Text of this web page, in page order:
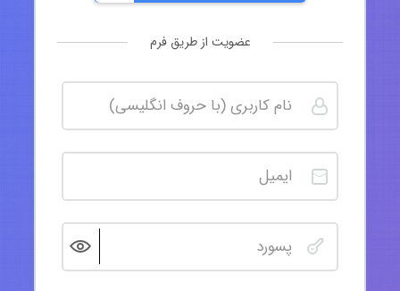
عضویت از طریق فرم